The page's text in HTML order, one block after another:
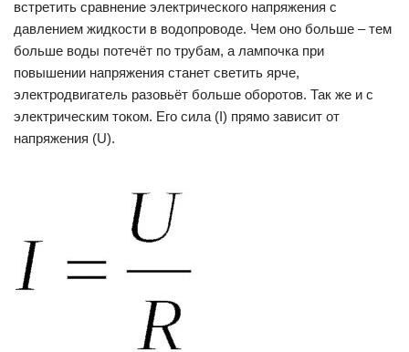
встретить сравнение электрического напряжения с
давлением жидкости в водопроводе. Чем оно больше – тем
больше воды потечёт по трубам, а лампочка при
повышении напряжения станет светить ярче,
электродвигатель разовьёт больше оборотов. Так же и с
электрическим током. Его сила (I) прямо зависит от
напряжения (U).